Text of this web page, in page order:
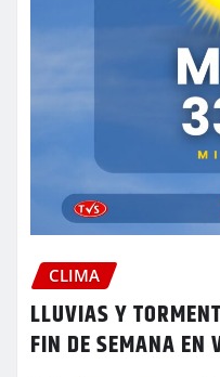
CLIMA
LLUVIAS Y
FIN DE SEMANA EN